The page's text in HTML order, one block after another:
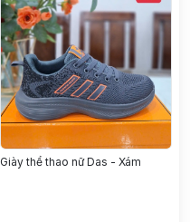
Giày thể thao nữ Das - Xám